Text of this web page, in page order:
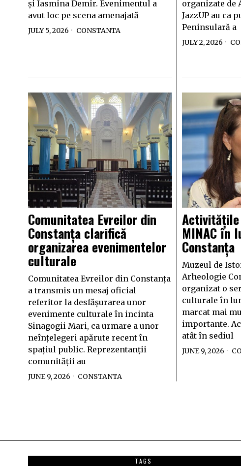
și Iasmina Demir. Evenimentul a
avut loc pe scena amenajată
JULY 5, 2026 CONSTANTA
organizate de
JazzUP au ca
Peninsulară a
JULY 2, 2026
Comunitatea Evreilor din
Constanța clarifică
organizarea evenimentelor
culturale
Comunitatea Evreilor din Constanța
a transmis un mesaj oficial
referitor la desfășurarea unor
evenimente culturale în incinta
Sinagogii Mari, ca urmare a unor
neînțelegeri apărute recent în
spațiul public. Reprezentanții
comunității au
JUNE 9, 2026 CONSTANTA
MINAC în
Constanța
Muzeul de
Arheologie
organizat o
culturale în
marcat mai
importante.
atât în sediul
JUNE 9, 2026
TAGS